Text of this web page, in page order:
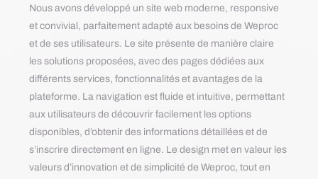
Nous avons développé un site web moderne, responsive
et convivial, parfaitement adapté aux besoins de Weproc
et de ses utilisateurs. Le site présente de manière claire
les solutions proposées, avec des pages dédiées aux
différents services, fonctionnalités et avantages de la
plateforme. La navigation est fluide et intuitive, permettant
aux utilisateurs de découvrir facilement les options
disponibles, d’obtenir des informations détaillées et de
s’inscrire directement en ligne. Le design met en valeur les
valeurs d’innovation et de simplicité de Weproc, tout en